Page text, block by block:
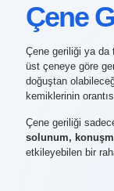
Çene
Çene geriliği ya da
üst çeneye göre
doğuştan
kemiklerinin
Çene geriliği
solunum,
etkileyebilen bir